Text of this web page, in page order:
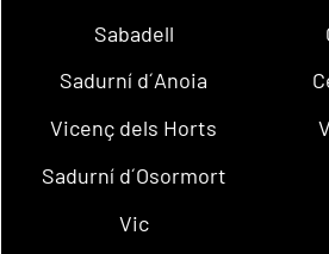
Sabadell
Sadurní d´Anoia
Vicenç dels Horts
Sadurní d´Osormort
Vic